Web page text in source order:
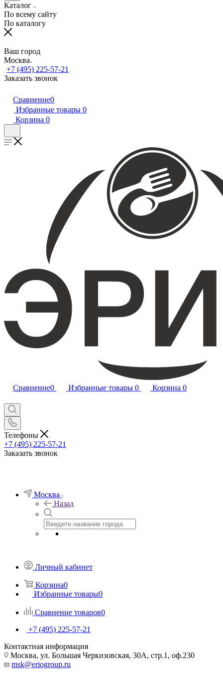
Каталог
По всему сайту
По каталогу
Ваш город
Москва
+7 (495) 225-57-21
Заказать звонок
Сравнение0
Избранные товары 0
Корзина 0
Сравнение0 Избранные товары 0 Корзина 0
Телефоны
+7 (495) 225-57-21
Заказать звонок
Москва
Назад
Личный кабинет
Корзина0
Избранные товары0
Сравнение товаров0
+7 (495) 225-57-21
Контактная информация
Москва, ул. Большая Черкизовская, 30А, стр.1, оф.230
msk@eriogroup.ru